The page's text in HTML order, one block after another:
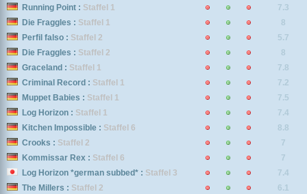
Running Point : Staffel 1
7.3
Die Fraggles : Staffel 1
8
Perfil falso : Staffel 2
5.7
Die Fraggles : Staffel 2
8
Graceland : Staffel 1
7.8
Criminal Record : Staffel 1
7.2
Muppet Babies : Staffel 1
7.5
Log Horizon : Staffel 1
7.4
Kitchen Impossible : Staffel 6
8.8
Crooks : Staffel 2
7
Kommissar Rex : Staffel 6
7
Log Horizon *german subbed* : Staffel 3
7.4
The Millers : Staffel 2
6.1